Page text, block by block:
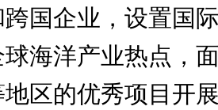
国企业，设置国
海洋产业热点，
区的优秀项目开